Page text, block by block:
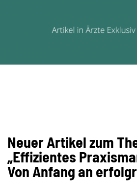
Neuer Artikel zum
„Effizientes
Von Anfang an